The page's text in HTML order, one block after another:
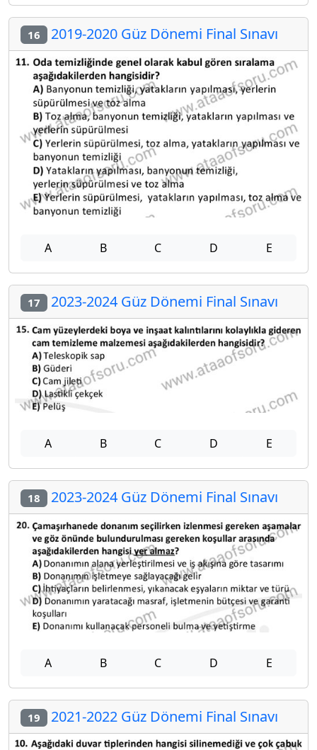
16 2019-2020 Güz Dönemi Final Sınavı
A B C D E
17 2023-2024 Güz Dönemi Final Sınavı
A B C D E
18 2023-2024 Güz Dönemi Final Sınavı
A B C D E
19 2021-2022 Güz Dönemi Final Sınavı